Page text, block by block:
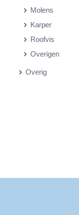
Molens
Karper
Roofvis
Overigen
Overig